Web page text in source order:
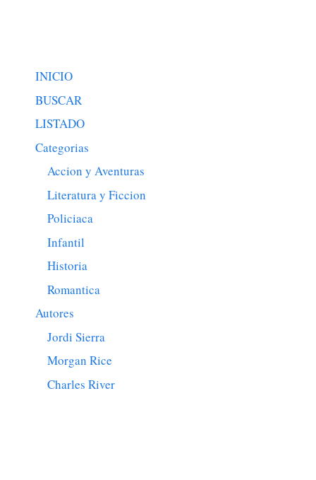
INICIO
BUSCAR
LISTADO
Categorias
Accion y Aventuras
Literatura y Ficcion
Policiaca
Infantil
Historia
Romantica
Autores
Jordi Sierra
Morgan Rice
Charles River